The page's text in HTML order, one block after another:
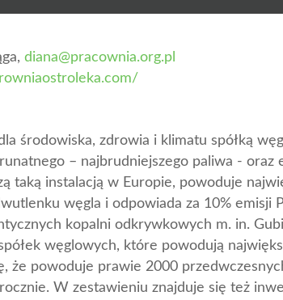
diana@pracownia.org.pl
com/
środowiska, zdrowia i klimatu spółką
– najbrudniejszego paliwa - oraz
taką instalacją w Europie, powoduje
węgla i odpowiada za 10% emisji
kopalni odkrywkowych m. in.
węglowych, które powodują
że powoduje prawie 2000
W zestawieniu znajduje się też